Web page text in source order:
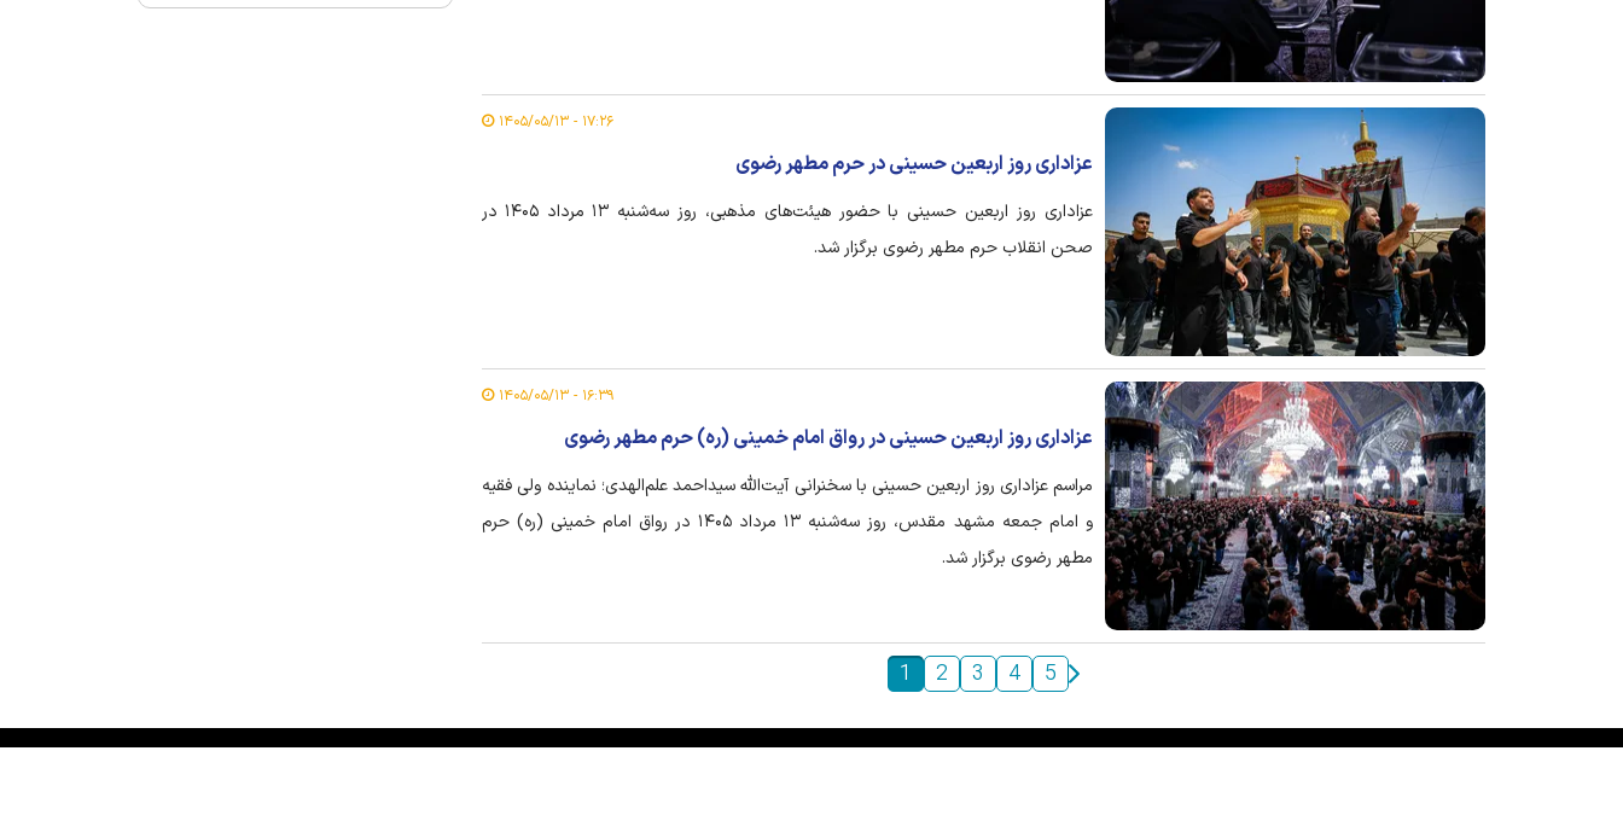
۱۷:۲۶ - ۱۴۰۵/۰۵/۱۳
عزاداری روز اربعین حسینی در حرم مطهر رضوی
عزاداری روز اربعین حسینی با حضور هیئت‌های مذهبی، روز سه‌شنبه ۱۳ مرداد ۱۴۰۵ در
صحن انقلاب حرم مطهر رضوی برگزار شد.
۱۶:۳۹ - ۱۴۰۵/۰۵/۱۳
عزاداری روز اربعین حسینی در رواق امام خمینی (ره) حرم مطهر رضوی
مراسم عزاداری روز اربعین حسینی با سخنرانی آیت‌الله سیداحمد علم‌الهدی؛ نماینده ولی فقیه
و امام جمعه مشهد مقدس، روز سه‌شنبه ۱۳ مرداد ۱۴۰۵ در رواق امام خمینی (ره) حرم
مطهر رضوی برگزار شد.
1 2 3 4 5